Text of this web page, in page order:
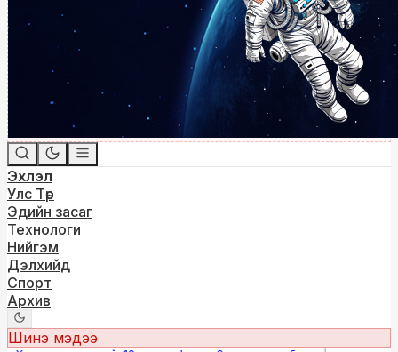
Эхлэл
Улс Төр
Эдийн засаг
Технологи
Нийгэм
Дэлхийд
Спорт
Архив
Шинэ мэдээ